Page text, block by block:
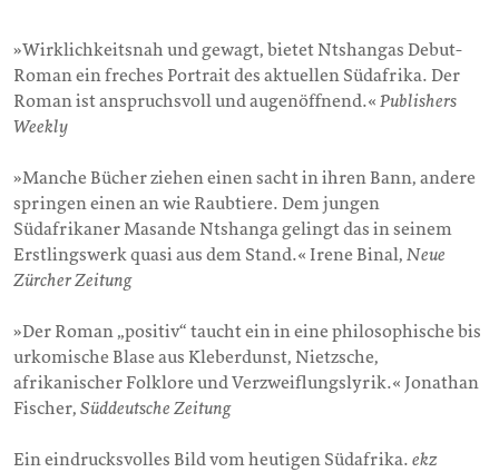
»Wirklichkeitsnah und gewagt, bietet Ntshangas Debut-
Roman ein freches Portrait des aktuellen Südafrika. Der
Roman ist anspruchsvoll und augenöffnend.« Publishers
Weekly
»Manche Bücher ziehen einen sacht in ihren Bann, andere
springen einen an wie Raubtiere. Dem jungen
Südafrikaner Masande Ntshanga gelingt das in seinem
Erstlingswerk quasi aus dem Stand.« Irene Binal, Neue
Zürcher Zeitung
»Der Roman „positiv“ taucht ein in eine philosophische bis
urkomische Blase aus Kleberdunst, Nietzsche,
afrikanischer Folklore und Verzweiflungslyrik.« Jonathan
Fischer, Süddeutsche Zeitung
Ein eindrucksvolles Bild vom heutigen Südafrika. ekz